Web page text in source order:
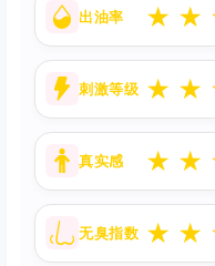
出油率 ★ ★
刺激等级 ★ ★
真实感 ★ ★
无臭指数 ★ ★